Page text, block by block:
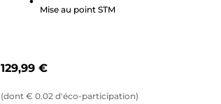
Mise au point STM
129,99 €
(dont € 0.02 d'éco-participation)